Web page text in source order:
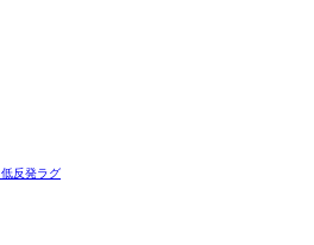
低反発ラグ